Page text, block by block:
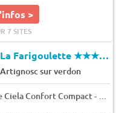
>
7 SITES
Farigoulette★★★★★
Artignosc sur verdon
Mobil home Ciela Confort Compact - 2 chambres 4 pers.